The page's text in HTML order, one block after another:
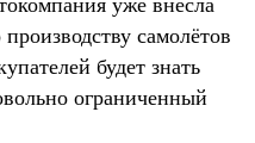
самолётов
будет знать
ограниченный